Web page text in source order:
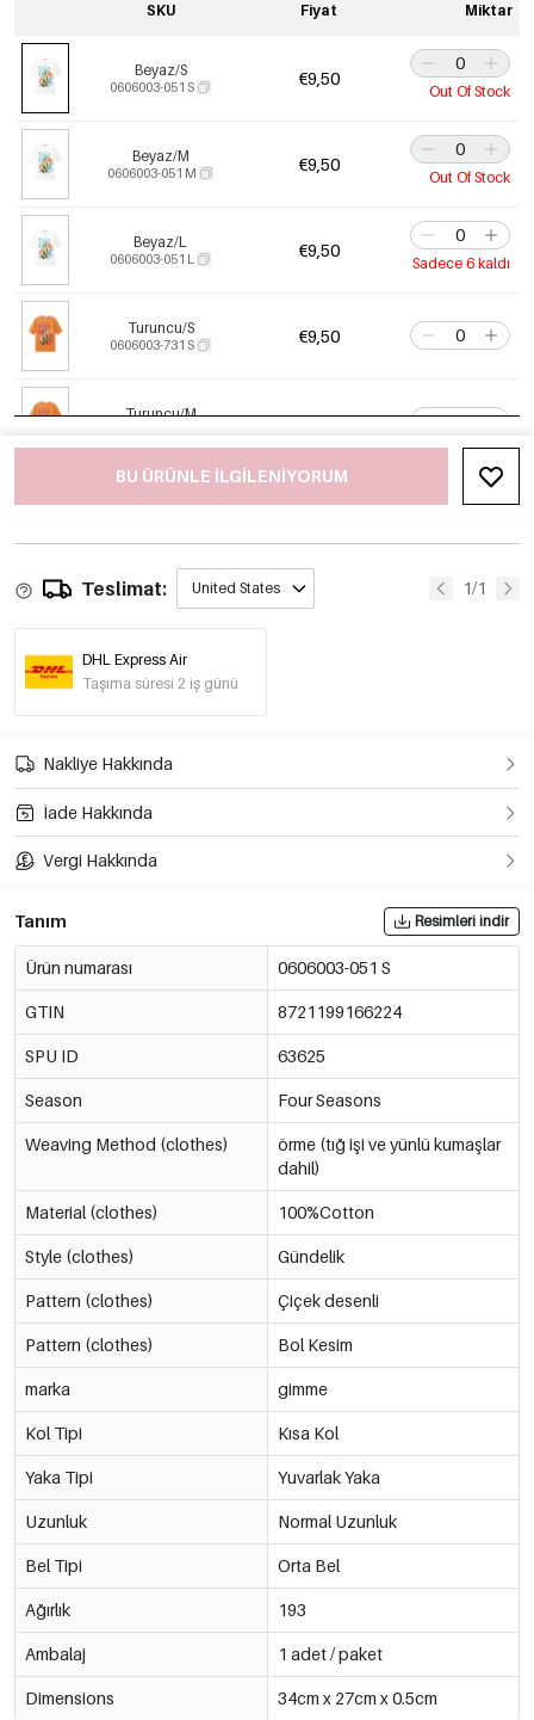
SKU Fiyat Miktar
Beyaz/S
0606003-051 S €9,50
Out Of Stock
Beyaz/M
0606003-051 M €9,50
Out Of Stock
Beyaz/L
0606003-051 L €9,50
Sadece 6 kaldı
Turuncu/S
0606003-731 S €9,50
Turuncu/M €9,50
€9,50
Sarı/S €9,50
0606003-431 M
Sarı/L
0606003-431 L
BU ÜRÜNLE ILGILENIYORUM
Teslimat: United States 1/1
DHL Express Air
Taşıma süresi 2 iş günü
Nakliye Hakkında
İade Hakkında
Vergi Hakkında
Tanım Resimleri indir
Ürün numarası 0606003-051 S
GTIN 8721199166224
SPU ID 63625
Season Four Seasons
Weaving Method (clothes)
örme (tığ işi ve yünlü kumaşlar
dahil)
Material (clothes) 100%Cotton
Style (clothes) Gündelik
Pattern (clothes) Çiçek desenli
Pattern (clothes) Bol Kesim
marka gimme
Kol Tipi Kısa Kol
Yaka Tipi Yuvarlak Yaka
Uzunluk Normal Uzunluk
Bel Tipi Orta Bel
Ağırlık 193
Ambalaj 1 adet / paket
Dimensions 34cm x 27cm x 0.5cm